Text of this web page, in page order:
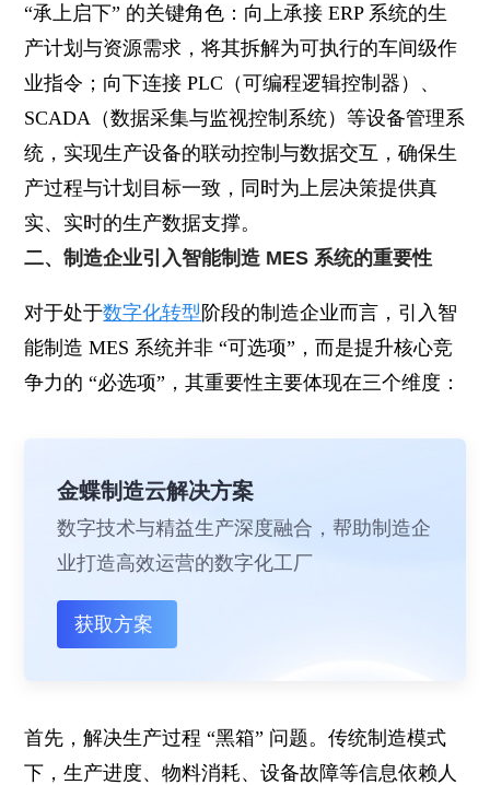
“承上启下” 的关键角色：向上承接 ERP 系统的生
产计划与资源需求，将其拆解为可执行的车间级作
业指令；向下连接 PLC（可编程逻辑控制器）、
SCADA（数据采集与监视控制系统）等设备管理系
统，实现生产设备的联动控制与数据交互，确保生
产过程与计划目标一致，同时为上层决策提供真
实、实时的生产数据支撑。
二、制造企业引入智能制造 MES 系统的重要性
对于处于数字化转型阶段的制造企业而言，引入智
能制造 MES 系统并非 “可选项”，而是提升核心竞
争力的 “必选项”，其重要性主要体现在三个维度：
金蝶制造云解决方案
数字技术与精益生产深度融合，帮助制造企
业打造高效运营的数字化工厂
获取方案
首先，解决生产过程 “黑箱” 问题。传统制造模式
下，生产进度、物料消耗、设备故障等信息依赖人